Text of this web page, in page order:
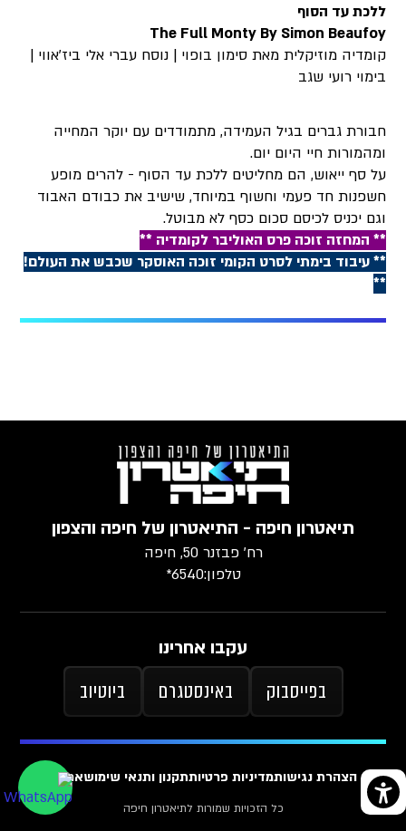
ללכת עד הסוף
The Full Monty By Simon Beaufoy
קומדיה מוזיקלית מאת סימון בופוי | נוסח עברי אלי ביז'אווי |
בימוי רועי שגב
חבורת גברים בגיל העמידה, מתמודדים עם יוקר המחייה
ומהמורות חיי היום יום.
על סף ייאוש, הם מחליטים ללכת עד הסוף - להרים מופע
חשפנות חד פעמי וחשוף במיוחד, שישיב את כבודם האבוד
וגם יכניס לכיסם סכום כסף לא מבוטל.
** המחזה זוכה פרס האוליבר לקומדיה **
** עיבוד בימתי לסרט הקומי זוכה האוסקר שכבש את העולם!
**
תיאטרון חיפה - התיאטרון של חיפה והצפון
רח׳ פבזנר 50, חיפה
טלפון:6540*
עקבו אחרינו
בפייסבוק באינסטגרם ביוטיוב
כל הזכויות שמורות לתיאטרון חיפה
הצהרת נגישותמדיניות פרטיותתקנון ותנאי שימושארכיון